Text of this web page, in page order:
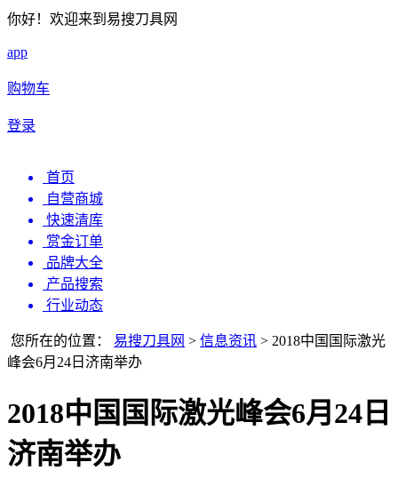
你好！欢迎来到易搜刀具网
app
购物车
登录
首页
自营商城
快速清库
赏金订单
品牌大全
产品搜索
行业动态
您所在的位置： 易搜刀具网 > 信息资讯 > 2018中国国际激光
峰会6月24日济南举办
2018中国国际激光峰会6月24日
济南举办